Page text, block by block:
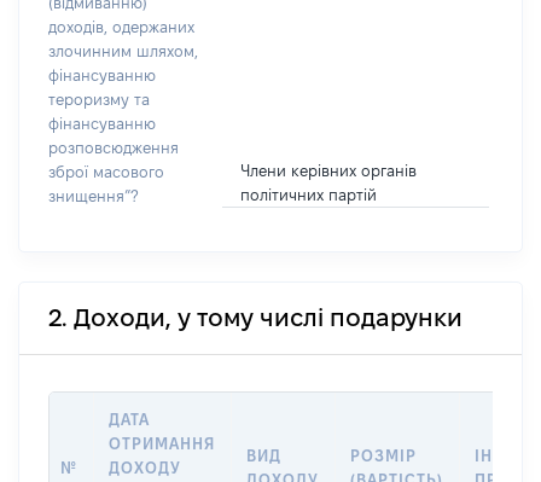
доходів, одержаних
злочинним шляхом,
фінансуванню
тероризму та
фінансуванню
розповсюдження
зброї масового
знищення”?
Члени керівних органів
політичних партій
2. Доходи, у тому числі подарунки
№
ДАТА
ОТРИМАННЯ
ДОХОДУ
ВИД
РОЗМІР